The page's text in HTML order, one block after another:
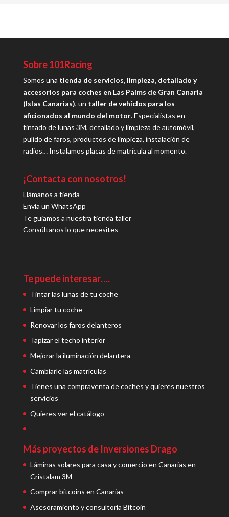
Sobre 101Racing
Somos una tienda de servicios, limpieza, detallado y
accesorios para coches en Las Palms de Gran Canaria
(Islas Canarias), un taller de vehíclos para los
aficionados al mundo del motor. Especialistas en
tintado de lunas 3M, detallado y limpieza de automóvil,
pulido de faros, productos de limpieza, instalación de
radios… Instalamos placas de matrícula al momento.
¡Contacta con nosotros!
Llámanos a tienda
Envía un WhatsApp
Te guiamos a nuestra tienda taller
Consúltanos lo que necesites
Te puede interesar….
Tintar las lunas de tu coche
Limpiar tu coche
Renovar los faros delanteros
Tapizar el techo interior
Mejorar la iluminación delantera
Cambiarle las matrículas
Tienes una compraventa de coches y quieres nuestros
servicios
Quieres ver el catálogo
Más proyectos de Inversiones Drago
Láminas solares para casa y comercio en Canarias en
Cristalam 3M
Comprar bitcoins en Canarias
Asesoramiento y consultoría Bitcoin